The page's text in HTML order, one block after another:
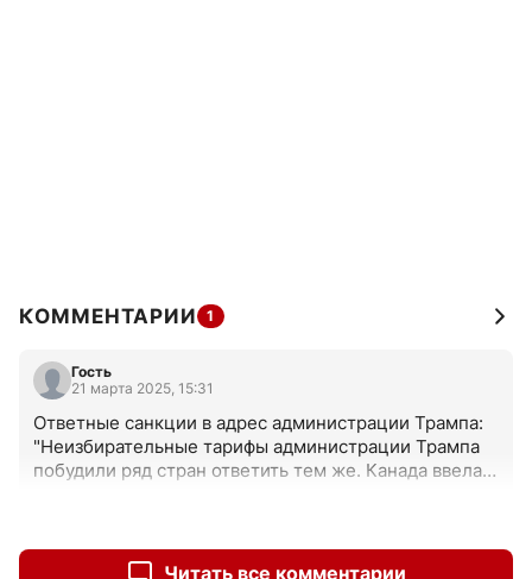
КОММЕНТАРИИ 1
Гость
21 марта 2025, 15:31
Ответные санкции в адрес администрации Трампа:
"Неизбирательные тарифы администрации Трампа
побудили ряд стран ответить тем же. Канада ввела
введении «15% тарифа на американский уголь и
Читать все комментарии